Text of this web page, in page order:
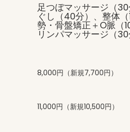
足つぼマッサージ（
ぐし（40分）、整体
勢・骨盤矯正＋O脈（
リンパマッサージ（30
8,000円（新規7,700円）
11,000円（新規10,500円）